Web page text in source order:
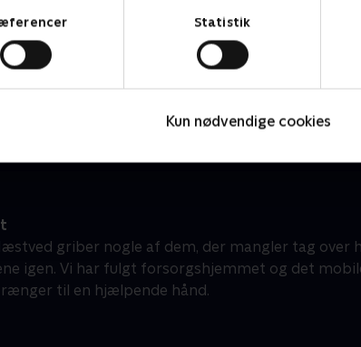
Statistik
Kun nødvendige cookies
griber nogle af dem, der mangler tag over
igen. Vi har fulgt forsorgshjemmet og det
til en hjælpende hånd.